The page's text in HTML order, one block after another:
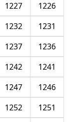
1226
1227
1231
1232
1236
1237
1241
1242
1246
1247
1251
1252